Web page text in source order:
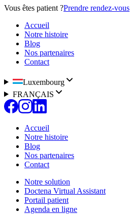
Vous êtes patient ?Prendre rendez-vous
Accueil
Notre histoire
Blog
Nos partenaires
Contact
Luxembourg
FRANÇAIS
Accueil
Notre histoire
Blog
Nos partenaires
Contact
Notre solution
Doctena Virtual Assistant
Portail patient
Agenda en ligne